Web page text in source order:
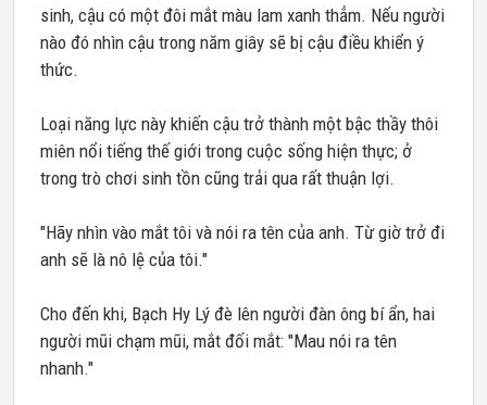
sinh, cậu có một đôi mắt màu lam xanh thẳm. Nếu người
nào đó nhìn cậu trong năm giây sẽ bị cậu điều khiển ý
thức.
Loại năng lực này khiến cậu trở thành một bậc thầy thôi
miên nổi tiếng thế giới trong cuộc sống hiện thực; ở
trong trò chơi sinh tồn cũng trải qua rất thuận lợi.
"Hãy nhìn vào mắt tôi và nói ra tên của anh. Từ giờ trở đi
anh sẽ là nô lệ của tôi."
Cho đến khi, Bạch Hy Lý đè lên người đàn ông bí ẩn, hai
người mũi chạm mũi, mắt đối mắt: "Mau nói ra tên
nhanh."